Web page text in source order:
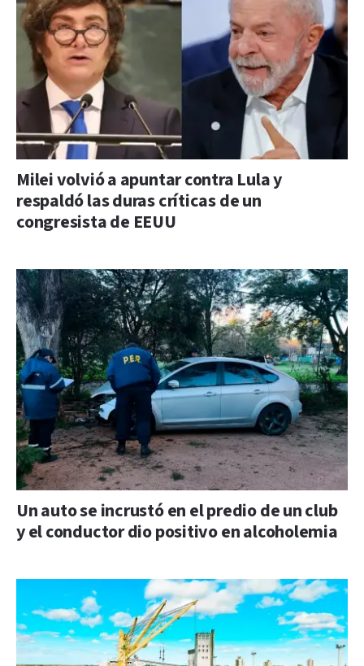
Milei volvió a apuntar contra Lula y
respaldó las duras críticas de un
congresista de EEUU
Un auto se incrustó en el predio de un club
y el conductor dio positivo en alcoholemia